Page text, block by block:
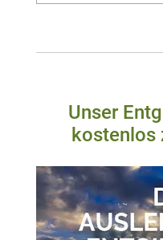
Unser
kostenlos